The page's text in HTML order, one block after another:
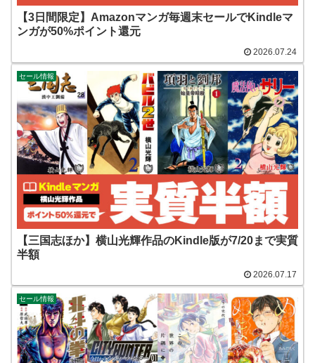
【3日間限定】Amazonマンガ毎週末セールでKindleマ
ンガが50%ポイント還元
2026.07.24
セール情報
【三国志ほか】横山光輝作品のKindle版が7/20まで実質
半額
2026.07.17
セール情報